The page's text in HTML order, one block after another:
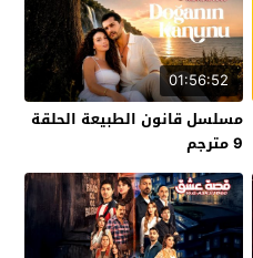
01:56:52
مسلسل قانون الطبيعة الحلقة
9 مترجم